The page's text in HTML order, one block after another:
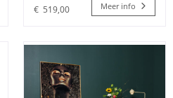
€ 519,00 Meer info